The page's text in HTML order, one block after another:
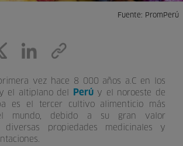
Fuente: PromPerú
vez hace 8 000 años a.C en los
el altiplano del
Perúy el noroeste de
es el tercer cultivo alimenticio más
mundo, debido a su gran valor
propiedades medicinales y